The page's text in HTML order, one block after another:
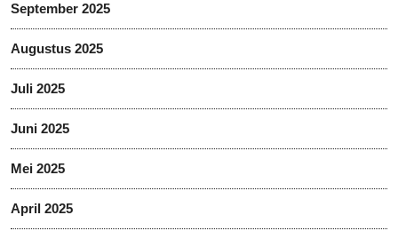
September 2025
Augustus 2025
Juli 2025
Juni 2025
Mei 2025
April 2025